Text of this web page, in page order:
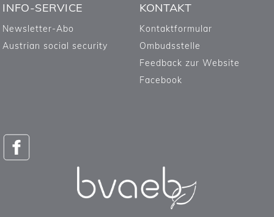
INFO-SERVICE
Newsletter-Abo
Austrian social security
KONTAKT
Kontaktformular
Ombudsstelle
Feedback zur Website
Facebook